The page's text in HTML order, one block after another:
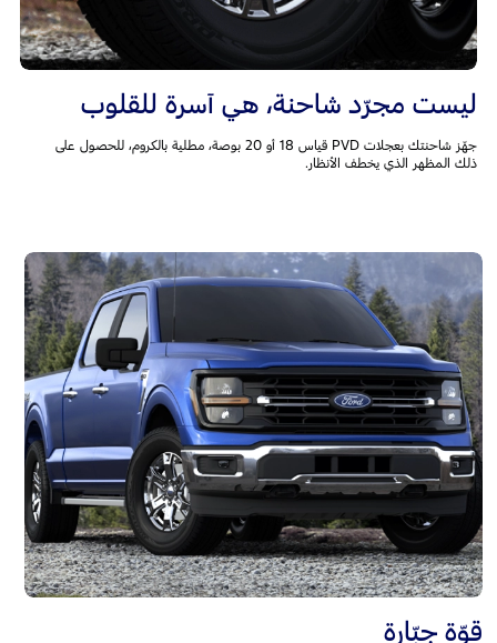
ليست مجرّد شاحنة، هي آسرة للقلوب
جهّز شاحنتك بعجلات PVD قياس 18 أو 20 بوصة، مطلية بالكروم، للحصول على
ذلك المظهر الذي يخطف الأنظار.
قوّة جبّارة